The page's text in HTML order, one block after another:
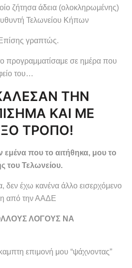
ζήτησα άδεια (ολοκληρωμένης)
Τελωνείου Κήπων
Επίσης γραπτώς.
προγραμματίσαμε σε ημέρα που
του…
ΤΗΝ
ΚΑΙ ΜΕ
ΤΡΟΠΟ!
που το αιτήθηκα, μου το
του Τελωνείου.
δεν έχω κανένα άλλο εισερχόμενο
από την ΑΑΔΕ
ΛΟΓΟΥΣ ΝΑ
επιμονή μου “ψάχνοντας”